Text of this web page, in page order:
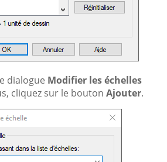
dialogue Modifier les échelles
cliquez sur le bouton Ajouter.